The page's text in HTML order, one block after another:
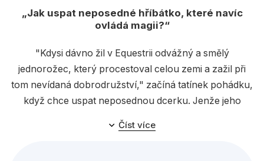
Kalendáře
Křížovky
Kuchařky
Počítače
Jak uspat neposedné hříbátko, které navíc
ovládá magii?
"Kdysi dávno žil v Equestrii odvážný a smělý
jednorožec, který procestoval celou zemi a zažil při
tom nevídaná dobrodružství," začíná tatínek pohádku,
když chce uspat neposednou dcerku. Jenže jeho
změnu maminka. Podle ní má být příběh na dobrou noc
Číst více